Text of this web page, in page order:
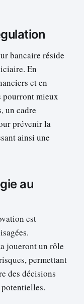
bancaire réside
En
et en
pourront mieux
un cadre
prévenir la
ainsi une
au
est
joueront un rôle
permettant
des décisions